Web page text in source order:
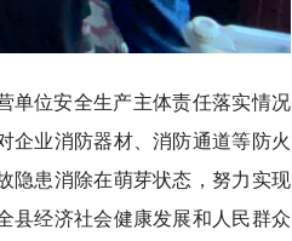
单位安全生产主体责任落实情况
企业消防器材、消防通道等防火
隐患消除在萌芽状态，努力实现
县经济社会健康发展和人民群众